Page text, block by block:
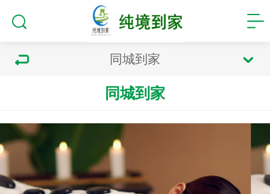
同城到家
同城到家